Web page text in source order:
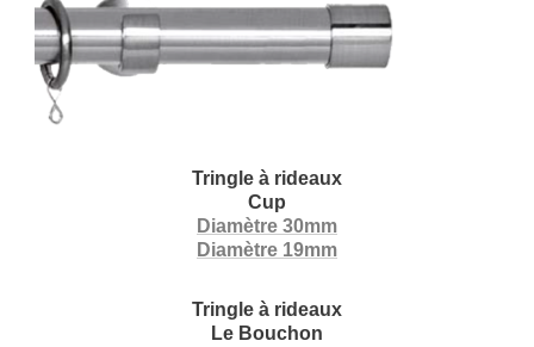
Tringle à rideaux
Cup
Diamètre 30mm
Diamètre 19mm
Tringle à rideaux
Le Bouchon